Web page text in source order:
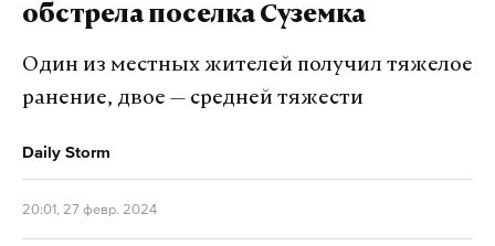
обстрела поселка Суземка
Один из местных жителей получил тяжелое
ранение, двое — средней тяжести
Daily Storm
20:01, 27 февр. 2024